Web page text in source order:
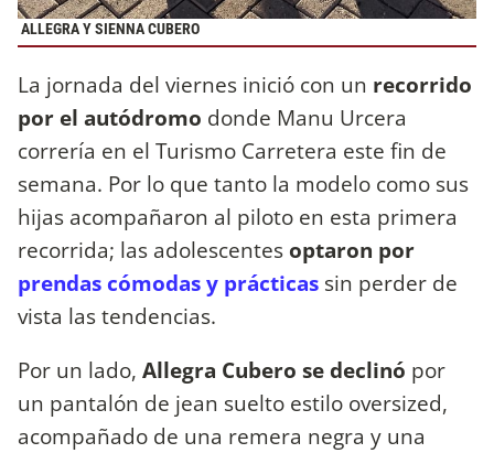
ALLEGRA Y SIENNA CUBERO
La jornada del viernes inició con un recorrido
por el autódromo donde Manu Urcera
correría en el Turismo Carretera este fin de
semana. Por lo que tanto la modelo como sus
hijas acompañaron al piloto en esta primera
recorrida; las adolescentes optaron por
prendas cómodas y prácticas sin perder de
vista las tendencias.
Por un lado, Allegra Cubero se declinó por
un pantalón de jean suelto estilo oversized,
acompañado de una remera negra y una